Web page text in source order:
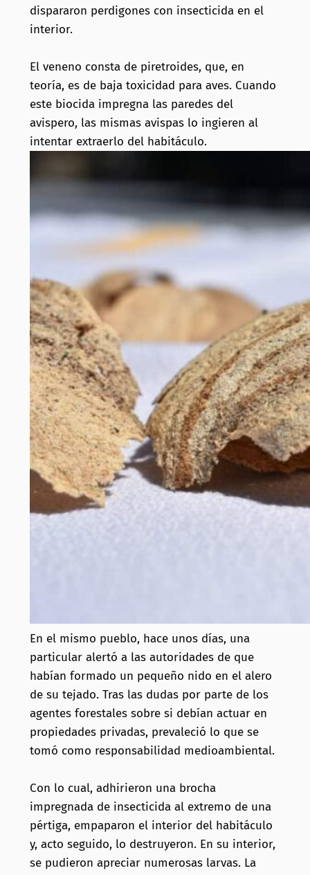
dispararon perdigones con insecticida en el
interior.
El veneno consta de piretroides, que, en
teoría, es de baja toxicidad para aves. Cuando
este biocida impregna las paredes del
avispero, las mismas avispas lo ingieren al
intentar extraerlo del habitáculo.
En el mismo pueblo, hace unos días, una
particular alertó a las autoridades de que
habían formado un pequeño nido en el alero
de su tejado. Tras las dudas por parte de los
agentes forestales sobre si debían actuar en
propiedades privadas, prevaleció lo que se
tomó como responsabilidad medioambiental.
Con lo cual, adhirieron una brocha
impregnada de insecticida al extremo de una
pértiga, empaparon el interior del habitáculo
y, acto seguido, lo destruyeron. En su interior,
se pudieron apreciar numerosas larvas. La